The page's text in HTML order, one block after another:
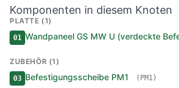
Komponenten in diesem Knoten
PLATTE (1)
01 Wandpaneel GS MW U (verdeckte
ZUBEHÖR (1)
03 Befestigungsscheibe PM1 (PM1)